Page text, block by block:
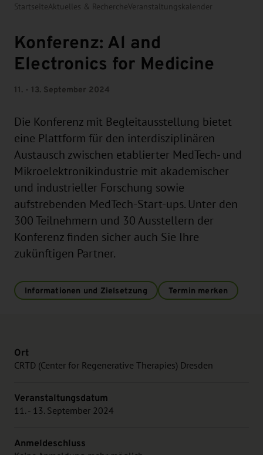
StartseiteAktuelles & RechercheVeranstaltungskalender
Konferenz: Al and
Electronics for Medicine
11. - 13. September 2024
Die Konferenz mit Begleitausstellung bietet
eine Plattform für den interdisziplinären
Austausch zwischen etablierter MedTech- und
Mikroelektronikindustrie mit akademischer
und industrieller Forschung sowie
aufstrebenden MedTech-Start-ups. Unter den
300 Teilnehmern und 30 Ausstellern der
Konferenz finden sicher auch Sie Ihre
zukünftigen Partner.
Informationen und Zielsetzung Termin merken
Ort
CRTD (Center for Regenerative Therapies) Dresden
Veranstaltungsdatum
11. - 13. September 2024
Anmeldeschluss